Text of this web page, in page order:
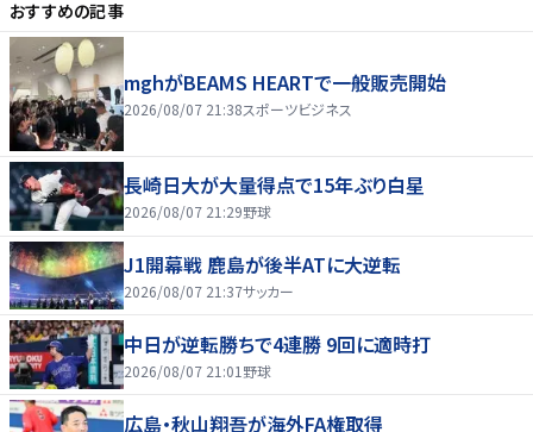
おすすめの記事
mghがBEAMS HEARTで一般販売開始
2026/08/07 21:38スポーツビジネス
長崎日大が大量得点で15年ぶり白星
2026/08/07 21:29野球
J1開幕戦 鹿島が後半ATに大逆転
2026/08/07 21:37サッカー
中日が逆転勝ちで4連勝 9回に適時打
2026/08/07 21:01 野球
広島・秋山翔吾が海外FA権取得